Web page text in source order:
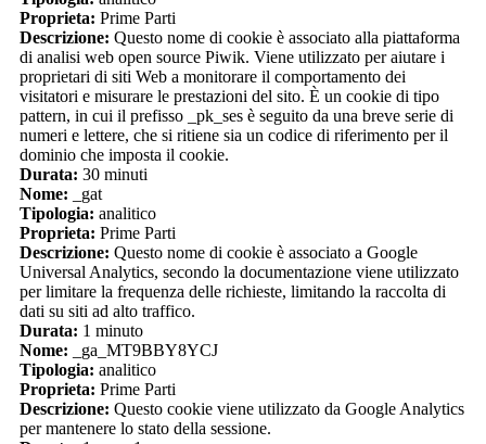
Proprieta: Prime Parti
Descrizione: Questo nome di cookie è associato alla piattaforma
di analisi web open source Piwik. Viene utilizzato per aiutare i
proprietari di siti Web a monitorare il comportamento dei
visitatori e misurare le prestazioni del sito. È un cookie di tipo
pattern, in cui il prefisso _pk_ses è seguito da una breve serie di
numeri e lettere, che si ritiene sia un codice di riferimento per il
dominio che imposta il cookie.
Durata: 30 minuti
Nome: _gat
Tipologia: analitico
Proprieta: Prime Parti
Descrizione: Questo nome di cookie è associato a Google
Universal Analytics, secondo la documentazione viene utilizzato
per limitare la frequenza delle richieste, limitando la raccolta di
dati su siti ad alto traffico.
Durata: 1 minuto
Nome: _ga_MT9BBY8YCJ
Tipologia: analitico
Proprieta: Prime Parti
Descrizione: Questo cookie viene utilizzato da Google Analytics
per mantenere lo stato della sessione.